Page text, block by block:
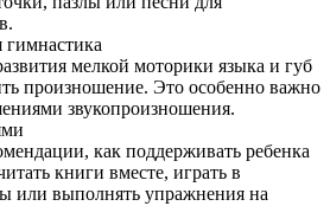
мелкой моторики языка и губ
произношение. Это особенно важно
звукопроизношения.
как поддерживать ребенка
книги вместе, играть в
или выполнять упражнения на